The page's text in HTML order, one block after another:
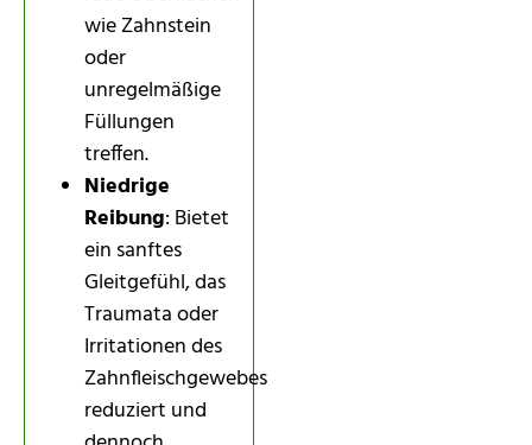
wie Zahnstein
oder
unregelmäßige
Füllungen
treffen.
Niedrige
Reibung: Bietet
ein sanftes
Gleitgefühl, das
Traumata oder
Irritationen des
Zahnfleischgewebes
reduziert und